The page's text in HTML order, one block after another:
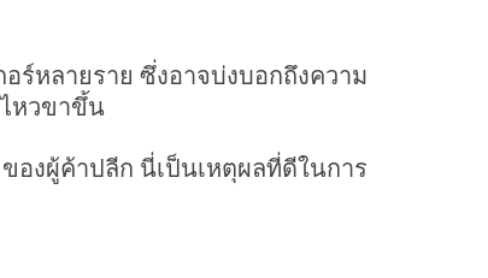
ร์หลายราย ซึ่งอาจบ่งบอกถึงความ
หวขาขึ้น
องผู้ค้าปลีก นี่เป็นเหตุผลที่ดีในการ